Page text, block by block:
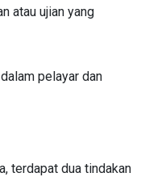
atau ujian yang
pelayar dan
terdapat dua tindakan